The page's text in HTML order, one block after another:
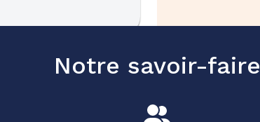
47.5km
Notre savoir-faire